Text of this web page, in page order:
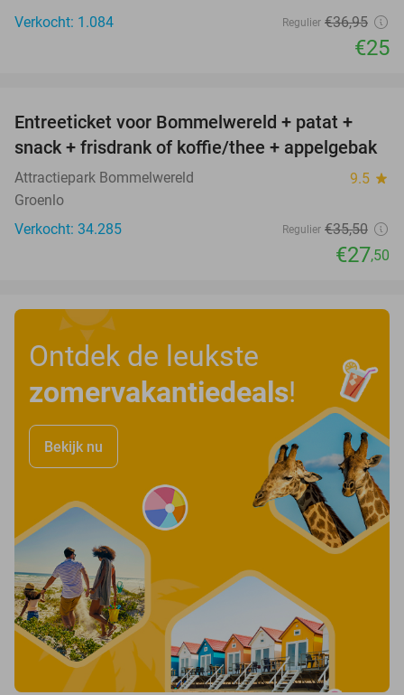
Verkocht: 1.084
Regulier €36,95
€25
23%
Entreeticket voor Bommelwereld + patat +
snack + frisdrank of koffie/thee + appelgebak
Attractiepark Bommelwereld 9.5 star
Groenlo
Verkocht: 34.285
Regulier €35,50
€27,50
Ontdek de leukste
zomervakantiedeals!
Bekijk nu